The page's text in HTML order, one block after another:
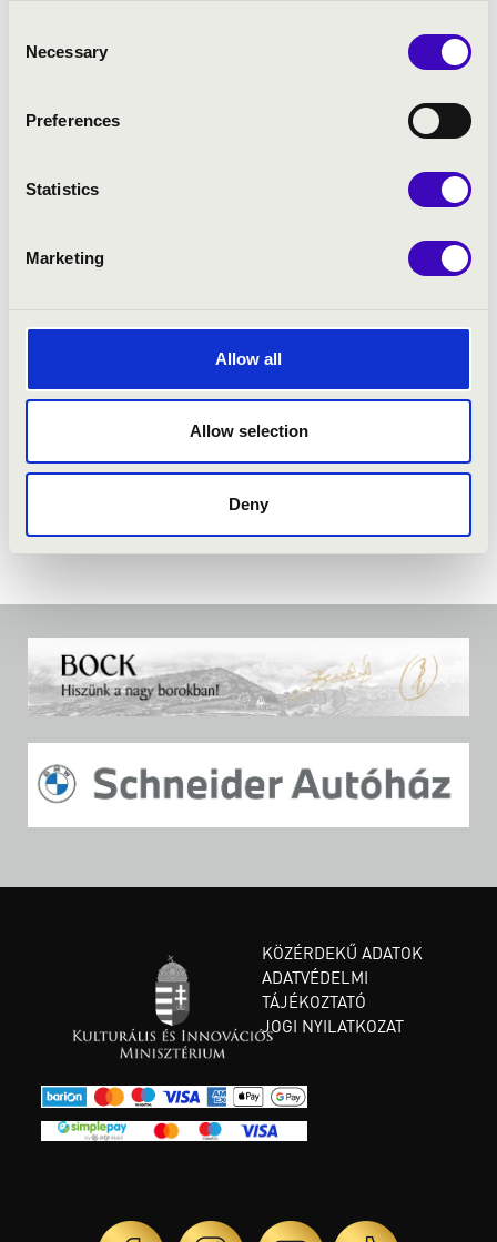
Selection
Necessary
Preferences
Statistics
Marketing
Allow all
Allow selection
Deny
KÖZÉRDEKŰ ADATOK
ADATVÉDELMI
TÁJÉKOZTATÓ
JOGI NYILATKOZAT